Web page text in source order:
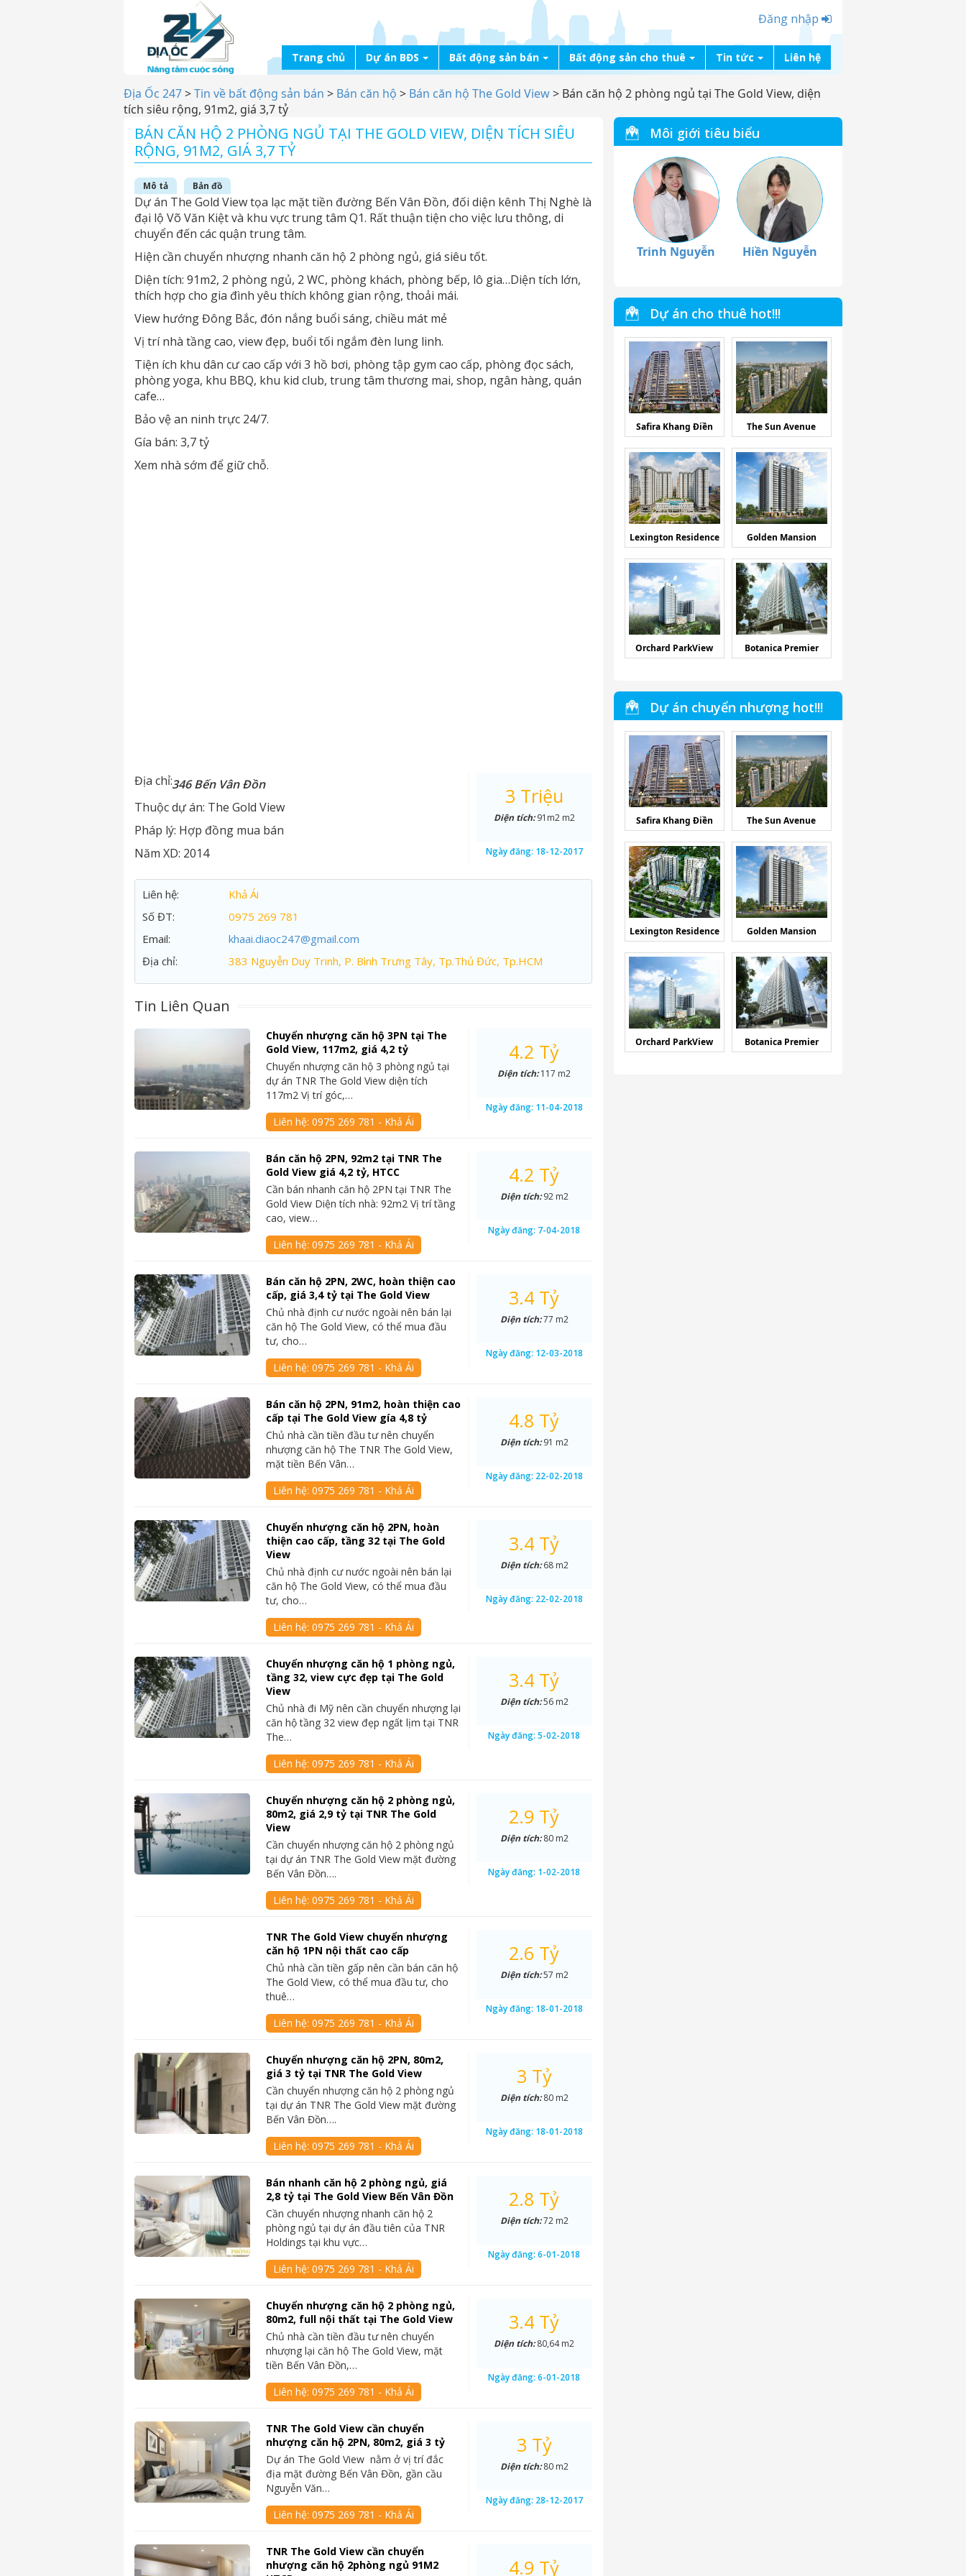
Đăng nhập
Trang chủ Dự án BĐS Bất động sản bán Bất động sản cho thuê Tin tức Liên hệ
Địa Ốc 247>Tin về bất động sản bán > Bán căn hộ > Bán căn hộ The Gold View> Bán căn hộ 2 phòng ngủ tại The Gold View, diện
tích siêu rộng, 91m2, giá 3,7 tỷ
BÁN CĂN HỘ 2 PHÒNG NGỦ TẠI THE GOLD VIEW, DIỆN TÍCH SIÊU
RỘNG, 91M2, GIÁ 3,7 TỶ
Mô tả Bản đồ
Dự án The Gold View tọa lạc mặt tiền đường Bến Vân Đồn, đối diện kênh Thị Nghè là
đại lộ Võ Văn Kiệt và khu vực trung tâm Q1. Rất thuận tiện cho việc lưu thông, di
chuyển đến các quận trung tâm.
Hiện cần chuyển nhượng nhanh căn hộ 2 phòng ngủ, giá siêu tốt.
Diện tích: 91m2, 2 phòng ngủ, 2 WC, phòng khách, phòng bếp, lô gia…Diện tích lớn,
thích hợp cho gia đình yêu thích không gian rộng, thoải mái.
View hướng Đông Bắc, đón nắng buổi sáng, chiều mát mẻ
Vị trí nhà tầng cao, view đẹp, buổi tối ngắm đèn lung linh.
Tiện ích khu dân cư cao cấp với 3 hồ bơi, phòng tập gym cao cấp, phòng đọc sách,
phòng yoga, khu BBQ, khu kid club, trung tâm thương mai, shop, ngân hàng, quán
cafe…
Bảo vệ an ninh trực 24/7.
Gía bán: 3,7 tỷ
Xem nhà sớm để giữ chỗ.
Địa chỉ:346 Bến Vân Đồn
Thuộc dự án: The Gold View
Pháp lý: Hợp đồng mua bán
Năm XD: 2014
3 Triệu
Diện tích:91m2 m2
Ngày đăng: 18-12-2017
Liên hệ:
Khả Ái
Số ĐT:
0975 269 781
Email:
khaai.diaoc247@gmail.com
Địa chỉ:
383 Nguyễn Duy Trinh, P. Bình Trưng Tây, Tp.Thủ Đức, Tp.HCM
Tin Liên Quan
Chuyển nhượng căn hộ 3PN tại The
Gold View, 117m2, giá 4,2 tỷ
Chuyển nhượng căn hộ 3 phòng ngủ tại
dự án TNR The Gold View diện tích
117m2 Vị trí góc,…
Liên hệ:0975 269 781 - Khả Ái
4.2 Tỷ
Diện tích:117 m2
Ngày đăng: 11-04-2018
Bán căn hộ 2PN, 92m2 tại TNR The
Gold View giá 4,2 tỷ, HTCC
Cần bán nhanh căn hộ 2PN tại TNR The
Gold View Diện tích nhà: 92m2 Vị trí tầng
cao, view…
Liên hệ:0975 269 781 - Khả Ái
4.2 Tỷ
Diện tích:92 m2
Ngày đăng: 7-04-2018
Bán căn hộ 2PN, 2WC, hoàn thiện cao
cấp, giá 3,4 tỷ tại The Gold View
Chủ nhà định cư nước ngoài nên bán lại
căn hộ The Gold View, có thể mua đầu
tư, cho…
Liên hệ:0975 269 781 - Khả Ái
3.4 Tỷ
Diện tích:77 m2
Ngày đăng: 12-03-2018
Bán căn hộ 2PN, 91m2, hoàn thiện cao
cấp tại The Gold View gía 4,8 tỷ
Chủ nhà cần tiền đầu tư nên chuyển
nhượng căn hộ The TNR The Gold View,
mặt tiền Bến Vân…
Liên hệ:0975 269 781 - Khả Ái
4.8 Tỷ
Diện tích:91 m2
Ngày đăng: 22-02-2018
Chuyển nhượng căn hộ 2PN, hoàn
thiện cao cấp, tầng 32 tại The Gold
View
Chủ nhà định cư nước ngoài nên bán lại
căn hộ The Gold View, có thể mua đầu
tư, cho…
Liên hệ:0975 269 781 - Khả Ái
3.4 Tỷ
Diện tích:68 m2
Ngày đăng: 22-02-2018
Chuyển nhượng căn hộ 1 phòng ngủ,
tầng 32, view cực đẹp tại The Gold
View
Chủ nhà đi Mỹ nên cần chuyển nhượng lại
căn hộ tầng 32 view đẹp ngất lịm tại TNR
The…
Liên hệ:0975 269 781 - Khả Ái
3.4 Tỷ
Diện tích:56 m2
Ngày đăng:5-02-2018
Chuyển nhượng căn hộ 2 phòng ngủ,
80m2, giá 2,9 tỷ tại TNR The Gold
View
Cần chuyển nhượng căn hộ 2 phòng ngủ
tại dự án TNR The Gold View mặt đường
Bến Vân Đồn….
Liên hệ:0975 269 781 - Khả Ái
2.9 Tỷ
Diện tích:80 m2
Ngày đăng: 1-02-2018
TNR The Gold View chuyển nhượng
căn hộ 1PN nội thất cao cấp
Chủ nhà cần tiền gấp nên cần bán căn hộ
The Gold View, có thể mua đầu tư, cho
thuê…
Liên hệ:0975 269 781 - Khả Ái
2.6 Tỷ
Diện tích:57 m2
Ngày đăng: 18-01-2018
Chuyển nhượng căn hộ 2PN, 80m2,
giá 3 tỷ tại TNR The Gold View
Cần chuyển nhượng căn hộ 2 phòng ngủ
tại dự án TNR The Gold View mặt đường
Bến Vân Đồn….
Liên hệ:0975 269 781 - Khả Ái
3 Tỷ
Diện tích:80 m2
Ngày đăng: 18-01-2018
Bán nhanh căn hộ 2 phòng ngủ, giá
2,8 tỷ tại The Gold View Bến Vân Đồn
Cần chuyển nhượng nhanh căn hộ 2
phòng ngủ tại dự án đầu tiên của TNR
Holdings tại khu vực…
Liên hệ:0975 269 781 - Khả Ái
2.8 Tỷ
Diện tích:72 m2
Ngày đăng:6-01-2018
Chuyển nhượng căn hộ 2 phòng ngủ,
80m2, full nội thất tại The Gold View
Chủ nhà cần tiền đầu tư nên chuyển
nhượng lại căn hộ The Gold View, mặt
tiền Bến Vân Đồn,…
Liên hệ:0975 269 781 - Khả Ái
3.4 Tỷ
Diện tích:80,64 m2
Ngày đăng:6-01-2018
TNR The Gold View cần chuyển
nhượng căn hộ 2PN, 80m2, giá 3 tỷ
Dự án The Gold View nằm ở vị trí đắc
địa mặt đường Bến Vân Đồn, gần cầu
Nguyễn Văn…
Liên hệ:0975 269 781 - Khả Ái
3 Tỷ
Diện tích:80 m2
Ngày đăng: 28-12-2017
TNR The Gold View cần chuyển
nhượng căn hộ 2phòng ngủ 91M2
4.9 Tỷ
Môi giới tiêu biểu
Trinh Nguyễn Hiền Nguyễn
Dự án cho thuê hot!!!
Safira Khang Điền The Sun Avenue
Lexington Residence Golden Mansion
Orchard ParkView Botanica Premier
Dự án chuyển nhượng hot!!!
Safira Khang Điền The Sun Avenue
Lexington Residence Golden Mansion
Orchard ParkView Botanica Premier